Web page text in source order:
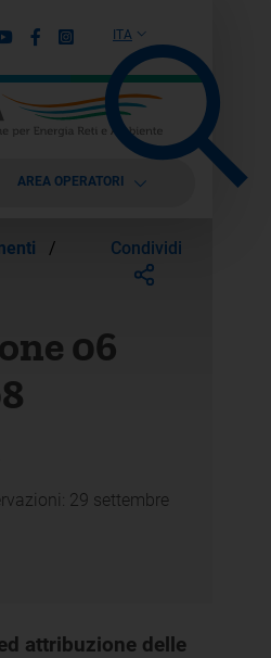
ITA
YoutubeFacebook
Instagram
AREA OPERATORI
/
Condividi
06
29 settembre
attribuzione delle